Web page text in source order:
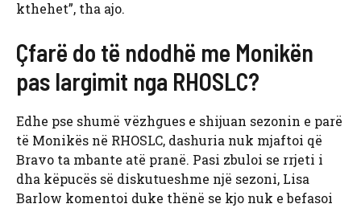
kthehet”, tha ajo.
Çfarë do të ndodhë me Monikën
pas largimit nga RHOSLC?
Edhe pse shumë vëzhgues e shijuan sezonin e parë
të Monikës në RHOSLC, dashuria nuk mjaftoi që
Bravo ta mbante atë pranë. Pasi zbuloi se rrjeti i
dha këpucës së diskutueshme një sezoni, Lisa
Barlow komentoi duke thënë se kjo nuk e befasoi